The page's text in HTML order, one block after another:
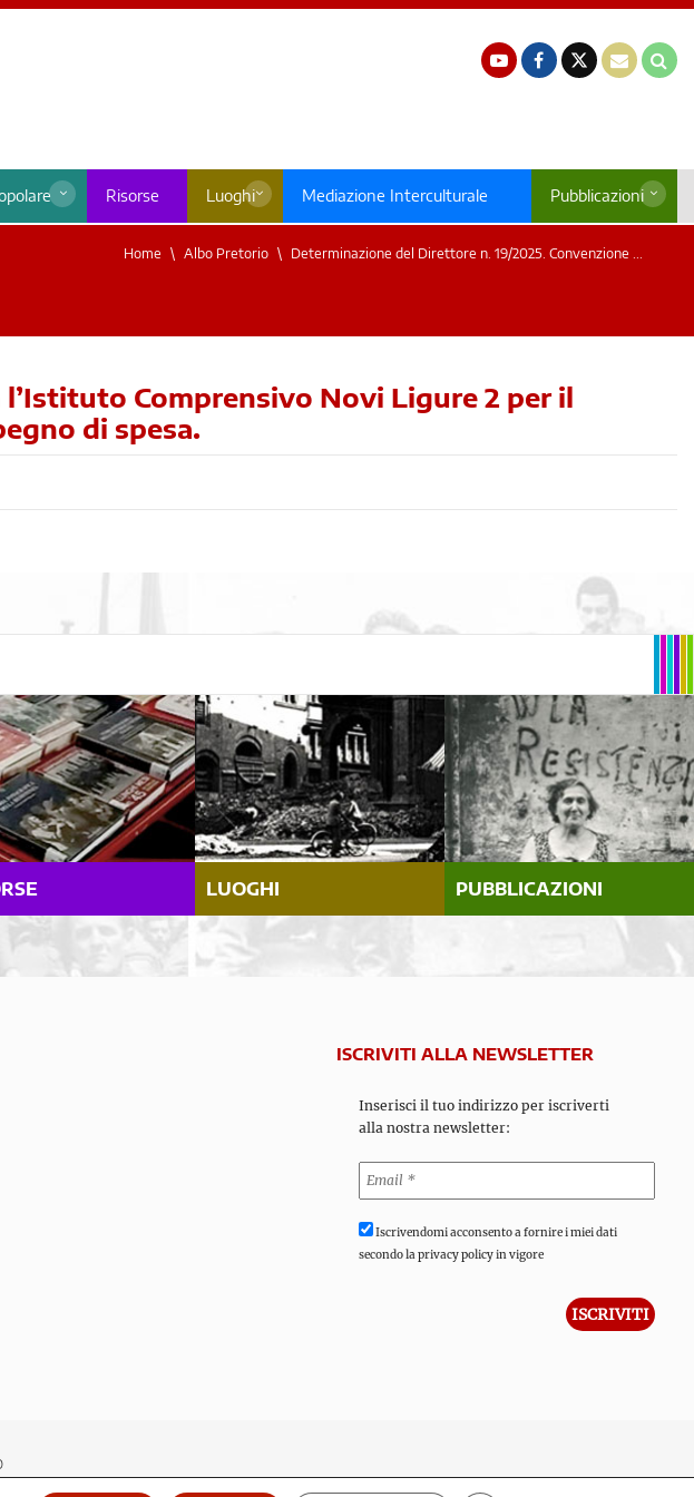
Risorse Luoghi Mediazione Interculturale Pubblicazioni
Home Albo Pretorio Determinazione del Direttore n. 19/2025. Convenzione ...
Comprensivo Novi Ligure 2 per il
di spesa.
LUOGHI PUBBLICAZIONI
ISCRIVITI ALLA NEWSLETTER
Inserisci il tuo indirizzo per iscriverti
alla nostra newsletter:
Iscrivendomi acconsento a fornire i miei dati
secondo la privacy policy in vigore